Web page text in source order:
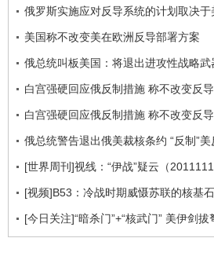
俄罗斯实施应对反导系统的计划取决于
美国称不改变美在欧洲反导部署方案
俄总统叫板美国：将退出进攻性战略武
白宫强硬回应俄反制措施 称不改变反
白宫强硬回应俄反制措施 称不改变反
俄总统警告退出俄美裁核条约 “反制”
[世界周刊]视线：“伊战”疑云（
[视频]B53：冷战时期威慑苏联的核基石
[今日关注]“暗杀门”+“核武门” 美伊剑拔